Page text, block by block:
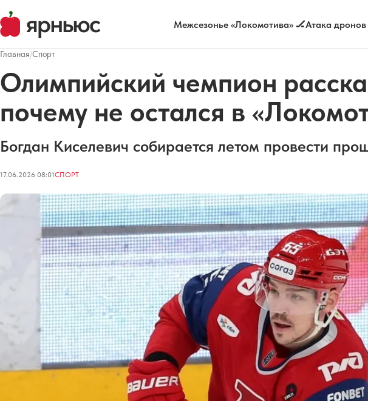
Межсезонье «Локомотива» 🏒Атака дронов
Главная/Спорт
Олимпийский чемпион
почему не остался в
Богдан Киселевич собирается летом провести
17.06.2026 08:01СПОРТ